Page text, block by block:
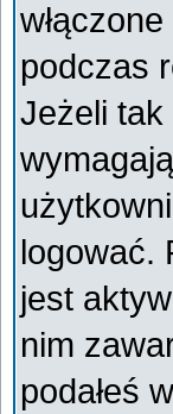
podczas
Jeżeli
logować.
jest
nim
podałeś